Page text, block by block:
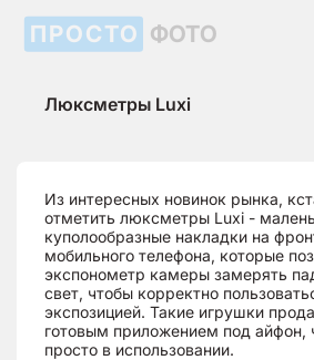
ПРОСТО ФОТО
Люксметры Luxi
Из интересных новинок рынка,
отметить люксметры Luxi -
куполообразные накладки на
мобильного телефона, которые
экспонометр камеры замерять
свет, чтобы корректно
экспозицией. Такие игрушки
готовым приложением под айфон,
просто в использовании.